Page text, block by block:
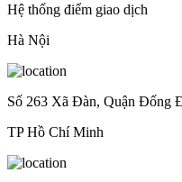
Hệ thống điểm giao dịch
Hà Nội
Số 263 Xã Đàn, Quận Đống
TP Hồ Chí Minh